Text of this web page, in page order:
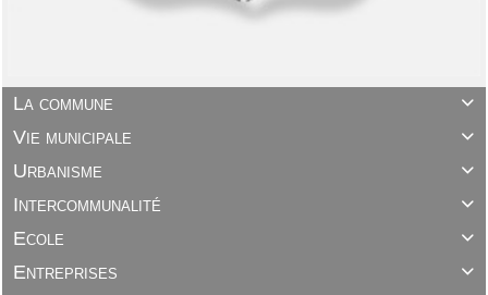

La commune

Vie municipale

Urbanisme

Intercommunalité

Ecole

Entreprises